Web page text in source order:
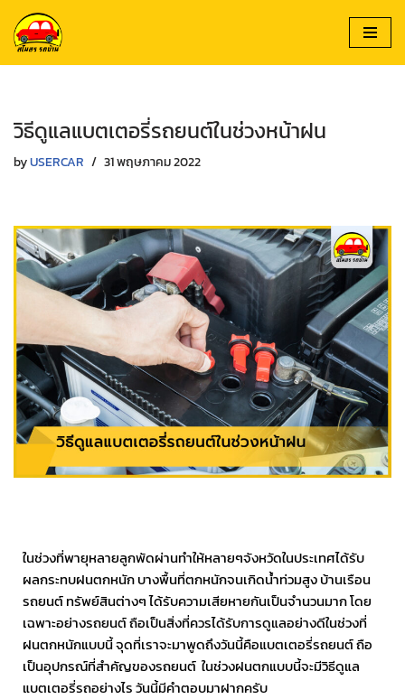
Skip
to
วิธีดูแลแบตเตอรี่รถยนต์ในช่วงหน้าฝน
byUSERCAR 31 พฤษภาคม 2022
ในช่วงที่พายุหลายลูกพัดผ่านทำให้หลายๆจังหวัดในประเทศได้รับ
ผลกระทบฝนตกหนัก บางพื้นที่ตกหนักจนเกิดน้ำท่วมสูง บ้านเรือน
รถยนต์ ทรัพย์สินต่างๆ ได้รับความเสียหายกันเป็นจำนวนมาก โดย
เฉพาะอย่างรถยนต์ ถือเป็นสิ่งที่ควรได้รับการดูแลอย่างดีในช่วงที่
ฝนตกหนักแบบนี้ จุดที่เราจะมาพูดถึงวันนี้คือแบตเตอรี่รถยนต์ ถือ
เป็นอุปกรณ์ที่สำคัญของรถยนต์ ในช่วงฝนตกแบบนี้จะมีวิธีดูแล
แบตเตอรี่รถอย่างไร วันนี้มีคำตอบมาฝากครับ